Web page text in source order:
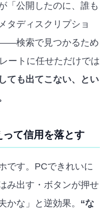
「公開したのに、誰も
タディスクリプショ
検索で見つかるため
ートに任せただけでは
ても出てこない、とい
て信用を落とす
です。PCできれいに
み出す・ボタンが押せ
かな」と逆効果。 “な